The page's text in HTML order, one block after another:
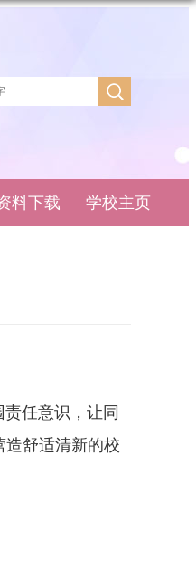
料下载 学校主页
任意识 ， 让同
造舒适清新的校